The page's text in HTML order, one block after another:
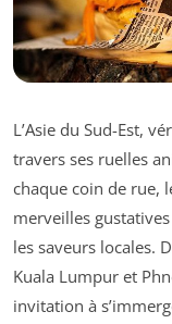
L’Asie du Sud-Est,
travers ses ruelles
chaque coin de rue,
merveilles
les saveurs locales.
Kuala Lumpur et
invitation à